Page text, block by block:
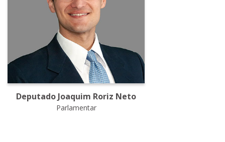
Deputado Joaquim Roriz Neto
Parlamentar